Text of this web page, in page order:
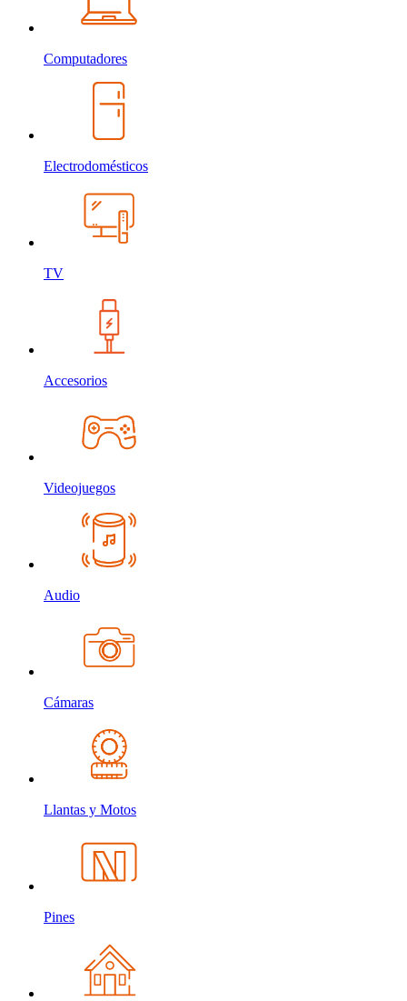
Computadores
Electrodomésticos
TV
Accesorios
Videojuegos
Audio
Cámaras
Llantas y Motos
Pines